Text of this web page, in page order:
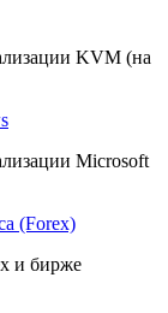
KVM (на
Microsoft
(Forex)
и бирже